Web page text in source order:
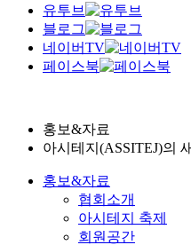
유투브
블로그
네이버TV
페이스북
홍보&자료
아시테지(ASSITEJ)의
홍보&자료
협회소개
아시테지 축제
회원공간